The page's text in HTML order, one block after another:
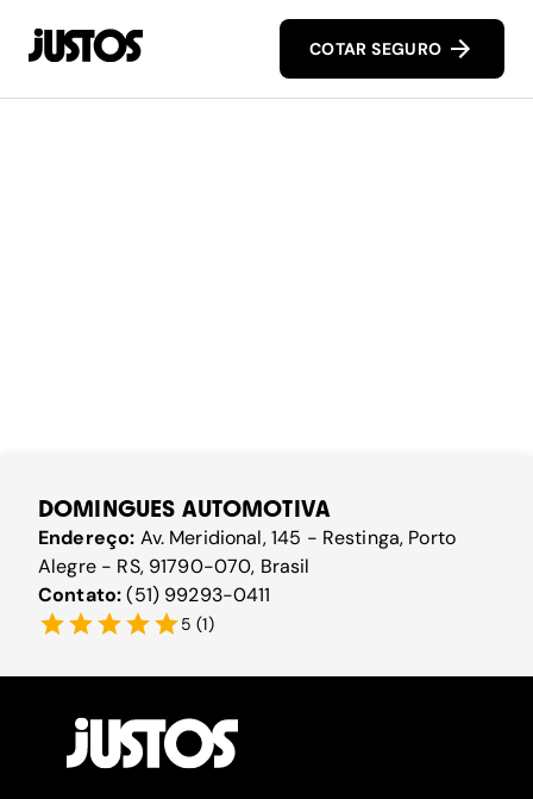
COTAR SEGURO
DOMINGUES AUTOMOTIVA
Endereço: Av. Meridional, 145 - Restinga, Porto
Alegre - RS, 91790-070, Brasil
Contato:(51) 99293-0411
5 (1)